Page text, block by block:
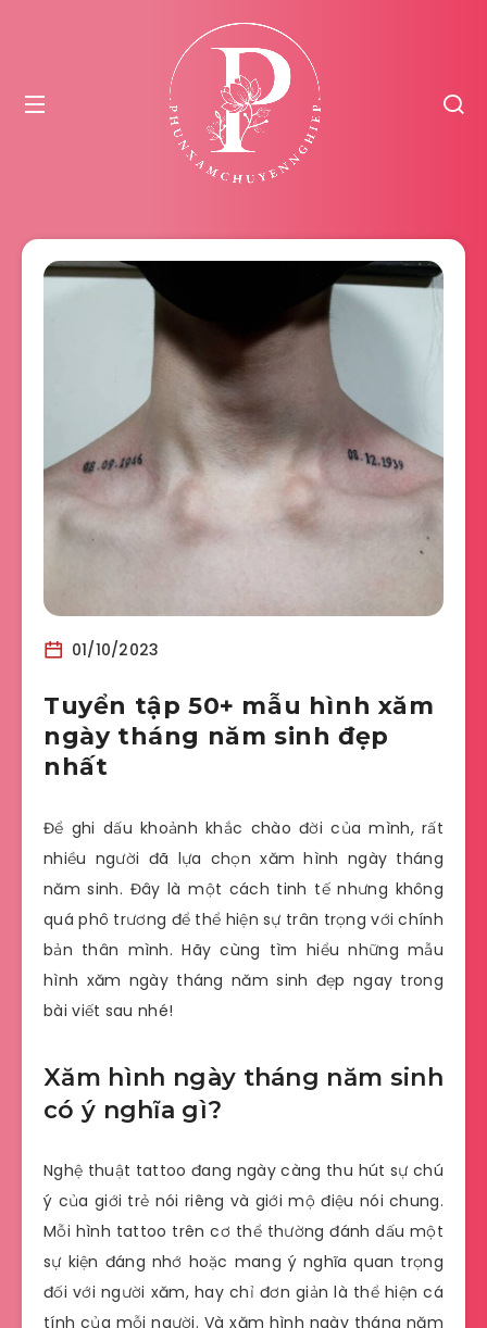
01/10/2023
Tuyển tập 50+ mẫu hình xăm
ngày tháng năm sinh đẹp
nhất
Để ghi dấu khoảnh khắc chào đời của mình, rất
nhiều người đã lựa chọn xăm hình ngày tháng
năm sinh. Đây là một cách tinh tế nhưng không
quá phô trương để thể hiện sự trân trọng với chính
bản thân mình. Hãy cùng tìm hiểu những mẫu
hình xăm ngày tháng năm sinh đẹp ngay trong
bài viết sau nhé!
Xăm hình ngày tháng năm sinh
có ý nghĩa gì?
Nghệ thuật tattoo đang ngày càng thu hút sự chú
ý của giới trẻ nói riêng và giới mộ điệu nói chung.
Mỗi hình tattoo trên cơ thể thường đánh dấu một
sự kiện đáng nhớ hoặc mang ý nghĩa quan trọng
đối với người xăm, hay chỉ đơn giản là thể hiện cá
tính của mỗi người. Và xăm hình ngày tháng năm